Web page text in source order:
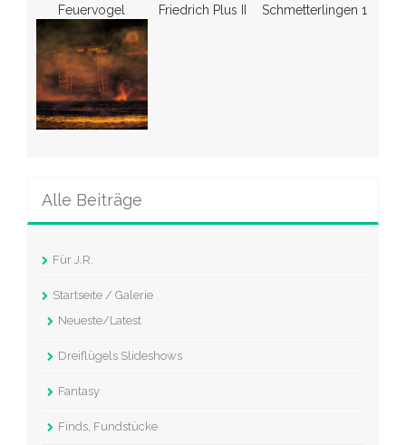
Feuervogel
Friedrich Plus II
Schmetterlingen 1
Alle Beiträge
Für J.R.
Startseite / Galerie
Neueste/Latest
Dreiflügels Slideshows
Fantasy
Finds, Fundstücke